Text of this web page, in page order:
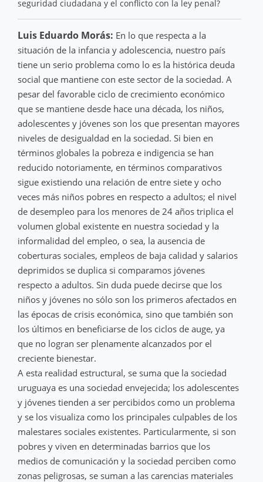
seguridad ciudadana y el conflicto con la ley penal?
Luis Eduardo Morás: En lo que respecta a la
situación de la infancia y adolescencia, nuestro país
tiene un serio problema como lo es la histórica deuda
social que mantiene con este sector de la sociedad. A
pesar del favorable ciclo de crecimiento económico
que se mantiene desde hace una década, los niños,
adolescentes y jóvenes son los que presentan mayores
niveles de desigualdad en la sociedad. Si bien en
términos globales la pobreza e indigencia se han
reducido notoriamente, en términos comparativos
sigue existiendo una relación de entre siete y ocho
veces más niños pobres en respecto a adultos; el nivel
de desempleo para los menores de 24 años triplica el
volumen global existente en nuestra sociedad y la
informalidad del empleo, o sea, la ausencia de
coberturas sociales, empleos de baja calidad y salarios
deprimidos se duplica si comparamos jóvenes
respecto a adultos. Sin duda puede decirse que los
niños y jóvenes no sólo son los primeros afectados en
las épocas de crisis económica, sino que también son
los últimos en beneficiarse de los ciclos de auge, ya
que no logran ser plenamente alcanzados por el
creciente bienestar.
A esta realidad estructural, se suma que la sociedad
uruguaya es una sociedad envejecida; los adolescentes
y jóvenes tienden a ser percibidos como un problema
y se los visualiza como los principales culpables de los
malestares sociales existentes. Particularmente, si son
pobres y viven en determinadas barrios que los
medios de comunicación y la sociedad perciben como
zonas peligrosas, se suman a las carencias materiales